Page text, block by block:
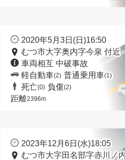
2020年5月3日(日)16:50
むつ市大字奥内字今泉 付近
車両相互 中破事故
軽自動車(2) 普通乗用車(1)
死亡(0) 負傷(2)
距離2396m
2023年12月6日(水)18:05
むつ市大字田名部字赤川ノ